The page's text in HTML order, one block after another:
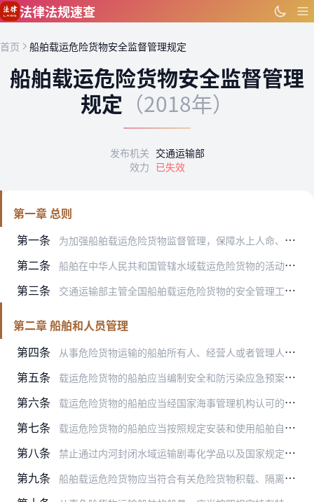
跳到主要内容
法律法规速查
首页 船舶载运危险货物安全监督管理规定
船舶载运危险货物安全监督管理
规定 （2018年）
发布机关 交通运输部
效力 已失效
第一章 总则
第一条
为加强船舶载运危险货物监督管理，保障水上人命、财产安全，防治船舶污染环境，依据《中华人民共和国海上交通安全法》、《中华人民共和国港口法》、《中华人民共和国内河交…
第二条 船舶在中华人民共和国管辖水域载运危险货物的活动，适用本规定。
第三条 交通运输部主管全国船舶载运危险货物的安全管理工作。
第二章 船舶和人员管理
第四条
从事危险货物运输的船舶所有人、经营人或者管理人，应当按照交通运输部有关船舶安全营运和防污染管理体系的要求建立和实施相应的体系或者制度。
第五条 载运危险货物的船舶应当编制安全和防污染应急预案，配备相应的应急救护、消防和人员防护等设备及器材。
第六条 载运危险货物的船舶应当经国家海事管理机构认可的船舶检验机构检验合格，取得相应的检验证书和文书，并保持良好状态。
第七条 载运危险货物的船舶应当按照规定安装和使用船舶自动识别系统等船载设备。船舶经营人、管理人应当加强对船舶的动态管理。
第八条 禁止通过内河封闭水域运输剧毒化学品以及国家规定禁止通过内河运输的其他危险化学品。其他内河水域禁止运输国家规定禁止通过内河运输的剧毒化学品以及其他危险化学品。
第九条 船舶载运危险货物应当符合有关危险货物积载、隔离和运输的安全技术规范，并符合相应的适装证书或者证明文件的要求。船舶不得受载、承运不符合包装、积载和隔离安全技术规范…